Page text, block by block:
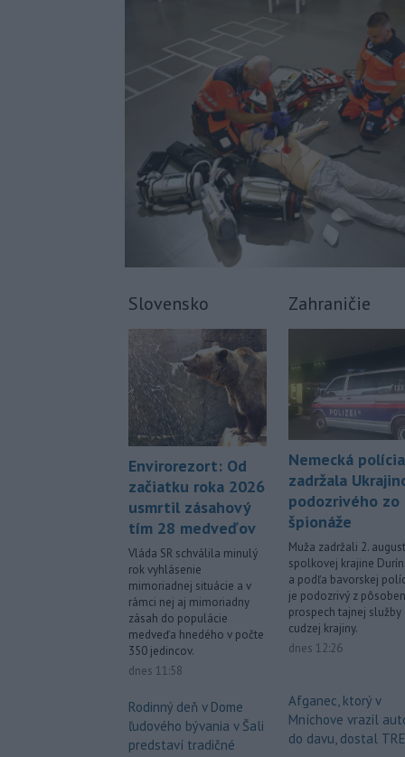
Slovensko
Envirorezort: Od
začiatku roka 2026
usmrtil zásahový
tím 28 medveďov
Vláda SR schválila minulý
rok vyhlásenie
mimoriadnej situácie a v
rámci nej aj mimoriadny
zásah do populácie
medveďa hnedého v počte
350 jedincov.
dnes 11:58
Rodinný deň v Dome
ľudového bývania v Šali
predstaví tradičné
Zahraničie
Nemecká polícia
zadržala
podozrivého zo
špionáže
Muža zadržali 2.
spolkovej krajine
a podľa bavorskej
je podozrivý z
prospech tajnej služby
cudzej krajiny.
dnes 12:26
Afganec, ktorý v
Mníchove vrazil
do davu, dostal